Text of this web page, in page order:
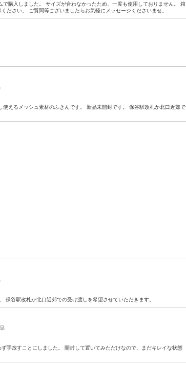
購入しました。 サイズが合わなかったため、一度も使用しておりません。 箱
ださい。 ご質問等ございましたらお気軽にメッセージくださいませ。
えるメッシュ素材のふきんです。 新品未開封です。 保谷駅改札か北口近郊で
保谷駅改札か北口近郊での受け渡しを希望させていただきます。
手放すことにしました。 開封して置いてみただけなので、まだキレイな状態